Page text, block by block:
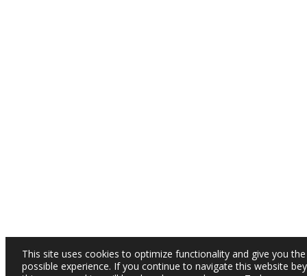
This site uses cookies to optimize functionality and give you
possible experience. If you continue to navigate this website